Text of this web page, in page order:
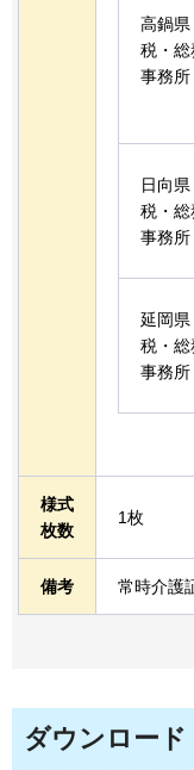
高鍋県
税・総
事務所
日向県
税・総
事務所
延岡県
税・総
事務所
様式
枚数
1枚
備考 常時介護
ダウンロード